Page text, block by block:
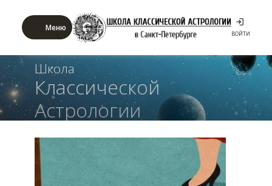
Меню
ВОЙТИ
Школа
Классической
Астрологии